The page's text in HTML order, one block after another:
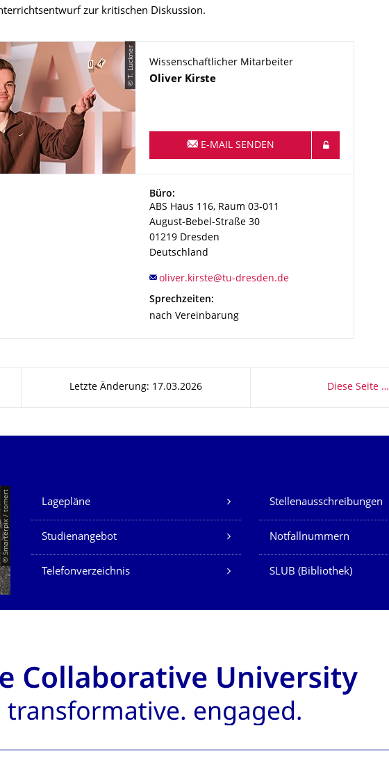
zur kritischen Diskussion.
© T. Luckner
Wissenschaftlicher Mitarbeiter
Name
Oliver Kirste
E-MAIL SENDEN
Adresse
Büro:
ABS Haus 116, Raum 03-011
August-Bebel-Straße 30
01219 Dresden
Deutschland
Sprechzeiten:
nach Vereinbarung
Letzte Änderung: 17.03.2026 Diese Seite …
© Smarterpix / tomert Unsere Dienste
Lagepläne Stellenausschreibungen
Studienangebot Notfallnummern
Telefonverzeichnis SLUB (Bibliothek)